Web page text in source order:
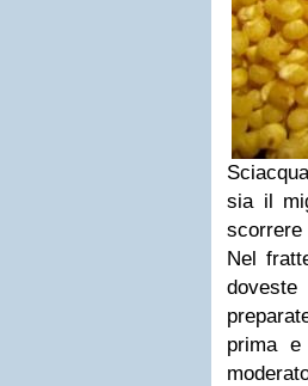
sia il
scorrere
Nel
prima